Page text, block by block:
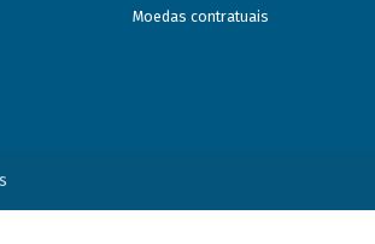
Moedas contratuais